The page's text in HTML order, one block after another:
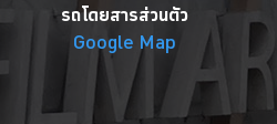
รถโดยสารส่วนตัว
Google Map